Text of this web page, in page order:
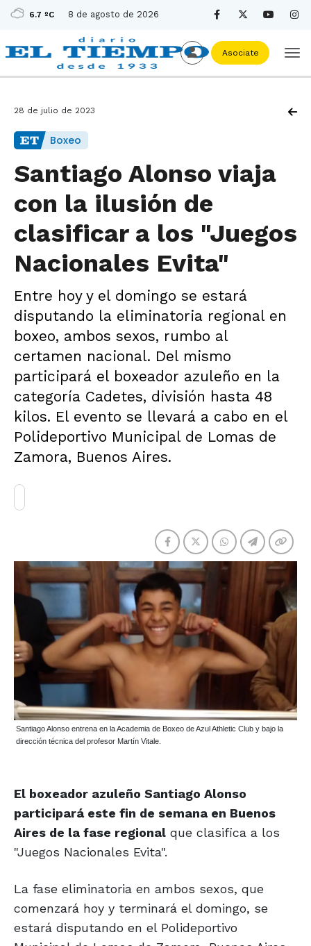
6.7 ºC 8 de agosto de 2026
Asociate
28 de julio de 2023
Boxeo
Santiago Alonso viaja
con la ilusión de
clasificar a los "Juegos
Nacionales Evita"
Entre hoy y el domingo se estará
disputando la eliminatoria regional en
boxeo, ambos sexos, rumbo al
certamen nacional. Del mismo
participará el boxeador azuleño en la
categoría Cadetes, división hasta 48
kilos. El evento se llevará a cabo en el
Polideportivo Municipal de Lomas de
Zamora, Buenos Aires.
Santiago Alonso entrena en la Academia de Boxeo de Azul Athletic Club y bajo la
dirección técnica del profesor Martín Vitale.
El boxeador azuleño Santiago Alonso
participará este fin de semana en Buenos
Aires de la fase regional que clasifica a los
"Juegos Nacionales Evita".
La fase eliminatoria en ambos sexos, que
comenzará hoy y terminará el domingo, se
estará disputando en el Polideportivo